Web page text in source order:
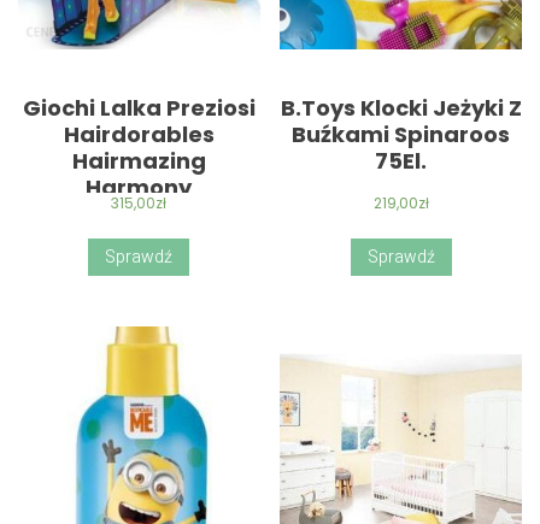
Giochi Lalka Preziosi
Hairdorables
Hairmazing
Harmony
315,00zł
Sprawdź
B.Toys Klocki Jeżyki Z
Buźkami Spinaroos
75El.
219,00zł
Sprawdź